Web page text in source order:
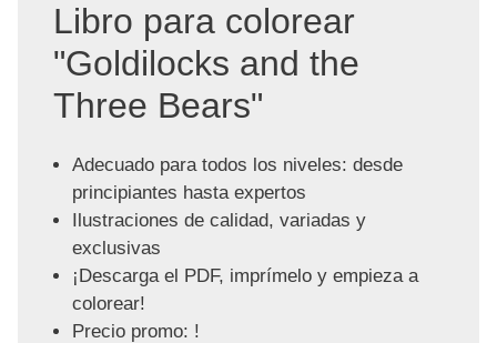
Libro para colorear
"Goldilocks and the
Three Bears"
Adecuado para todos los niveles: desde
principiantes hasta expertos
Ilustraciones de calidad, variadas y
exclusivas
¡Descarga el PDF, imprímelo y empieza a
colorear!
Precio promo: !